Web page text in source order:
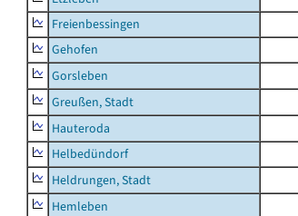
Freienbessingen
Gehofen
Gorsleben
Greußen, Stadt
Hauteroda
Helbedündorf
Heldrungen, Stadt
Hemleben